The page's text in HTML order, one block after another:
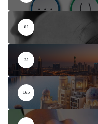
81
21
165